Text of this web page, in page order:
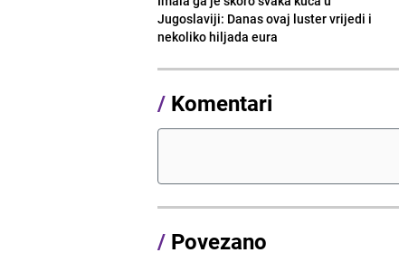
Jugoslaviji: Danas ovaj luster vrijedi i
nekoliko hiljada eura
/ Komentari
/ Povezano